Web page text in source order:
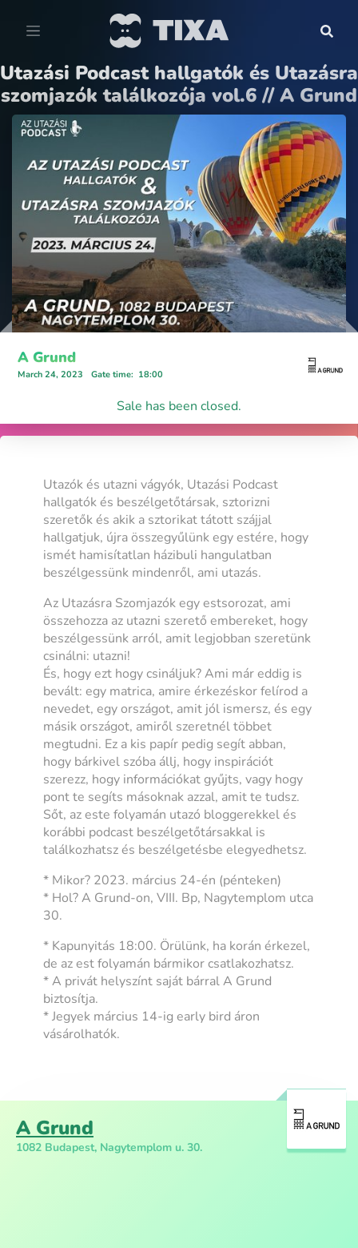
Utazási Podcast hallgatók és Utazásra
szomjazók találkozója vol.6 // A Grund
A Grund
March 24, 2023 Gate time: 18:00
Sale has been closed.
Utazók és utazni vágyók, Utazási Podcast
hallgatók és beszélgetőtársak, sztorizni
szeretők és akik a sztorikat tátott szájjal
hallgatjuk, újra összegyűlünk egy estére, hogy
ismét hamisítatlan házibuli hangulatban
beszélgessünk mindenről, ami utazás.
Az Utazásra Szomjazók egy estsorozat, ami
összehozza az utazni szerető embereket, hogy
beszélgessünk arról, amit legjobban szeretünk
csinálni: utazni!
És, hogy ezt hogy csináljuk? Ami már eddig is
bevált: egy matrica, amire érkezéskor felírod a
nevedet, egy országot, amit jól ismersz, és egy
másik országot, amiről szeretnél többet
megtudni. Ez a kis papír pedig segít abban,
hogy bárkivel szóba állj, hogy inspirációt
szerezz, hogy információkat gyűjts, vagy hogy
pont te segíts másoknak azzal, amit te tudsz.
Sőt, az este folyamán utazó bloggerekkel és
korábbi podcast beszélgetőtársakkal is
találkozhatsz és beszélgetésbe elegyedhetsz.
* Mikor? 2023. március 24-én (pénteken)
* Hol? A Grund-on, VIII. Bp, Nagytemplom utca
30.
* Kapunyitás 18:00. Örülünk, ha korán érkezel,
de az est folyamán bármikor csatlakozhatsz.
* A privát helyszínt saját bárral A Grund
biztosítja.
* Jegyek március 14-ig early bird áron
vásárolhatók.
A Grund
1082 Budapest, Nagytemplom u. 30.